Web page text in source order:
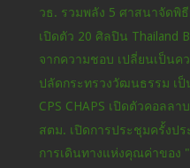
วธ. รวมพลัง 5 ศาสนาจัดพิ
เปิดตัว 20 ศิลปิน Thailand
จากความชอบ เปลี่ยนเป็นค
ปลัดกระทรวงวัฒนธรรม เป็
CPS CHAPS เปิดตัวคอลล
สตม. เปิดการประชุมครั้งป
การเดินทางแห่งคุณค่าของ